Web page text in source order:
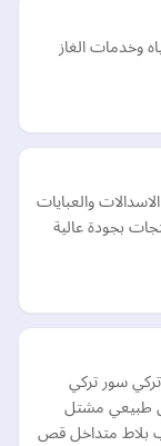
وخدمات الغاز
والعبايات
بجودة عالية
سور تركي
طبيعي مشتل
بلاط متداخل قص